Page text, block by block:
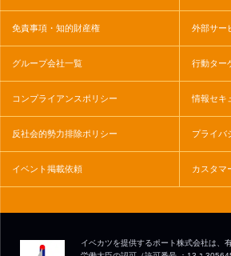
免責事項・知的財産権 外部サー
グループ会社一覧 行動ター
コンプライアンスポリシー 情報セキ
反社会的勢力排除ポリシー プライバ
イベント掲載依頼 カスタマ